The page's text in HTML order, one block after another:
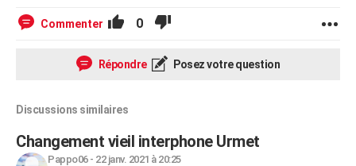
FORUM
Commenter 0
Répondre Posez votre question
Discussions similaires
Changement vieil interphone Urmet
Pappo06- 22 janv. 2021 à 20:25